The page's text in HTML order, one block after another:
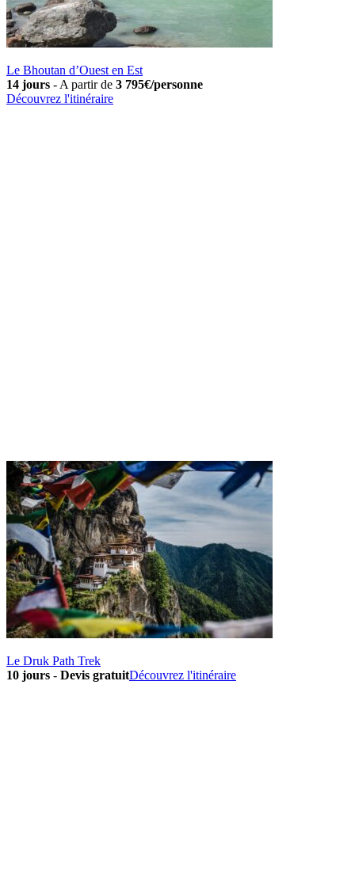
Le Bhoutan d’Ouest en Est
14 jours - A partir de 3 795€/personne
Découvrez l'itinéraire
Le Druk Path Trek
10 jours - Devis gratuitDécouvrez l'itinéraire